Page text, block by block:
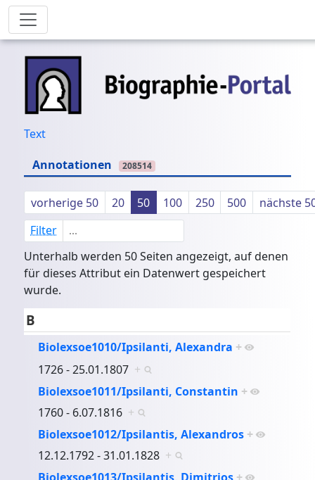
Text
Annotationen
208514
vorherige 50 20 50 100 250 500
nächste
Filter
Unterhalb werden 50 Seiten angezeigt, auf denen
für dieses Attribut ein Datenwert gespeichert
wurde.
B
Biolexsoe1010/Ipsilanti, Alexandra +
1726 - 25.01.1807 +
Biolexsoe1011/Ipsilanti, Constantin +
1760 - 6.07.1816 +
Biolexsoe1012/Ipsilantis, Alexandros +
12.12.1792 - 31.01.1828 +
Biolexsoe1013/Ipsilantis, Dimitrios +